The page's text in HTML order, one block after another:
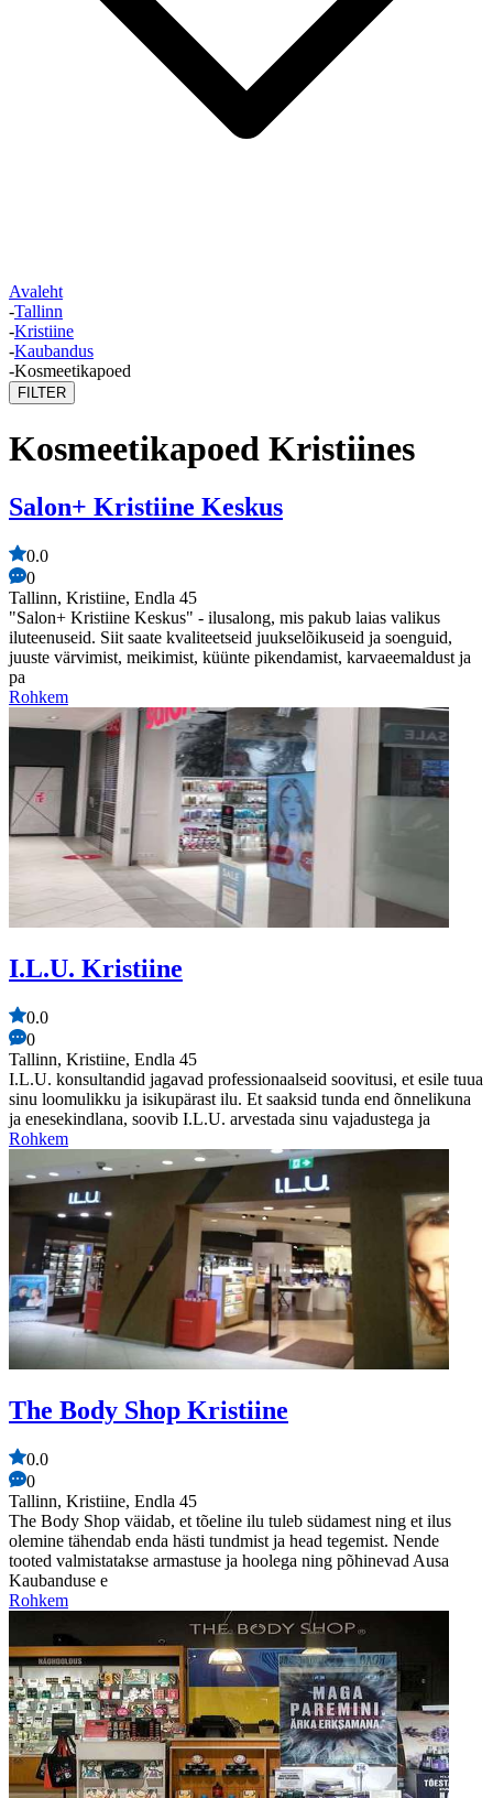
Avaleht
-Tallinn
-Kristiine
-Kaubandus
-Kosmeetikapoed
FILTER
Kosmeetikapoed Kristiines
Salon+ Kristiine Keskus
0.0
0
Tallinn, Kristiine, Endla 45
"Salon+ Kristiine Keskus" - ilusalong, mis pakub laias valikus
iluteenuseid. Siit saate kvaliteetseid juukselõikuseid ja soenguid,
juuste värvimist, meikimist, küünte pikendamist, karvaeemaldust ja
pa
Rohkem
I.L.U. Kristiine
0.0
0
Tallinn, Kristiine, Endla 45
I.L.U. konsultandid jagavad professionaalseid soovitusi, et esile tuua
sinu loomulikku ja isikupärast ilu. Et saaksid tunda end õnnelikuna
ja enesekindlana, soovib I.L.U. arvestada sinu vajadustega ja
Rohkem
The Body Shop Kristiine
0.0
0
Tallinn, Kristiine, Endla 45
The Body Shop väidab, et tõeline ilu tuleb südamest ning et ilus
olemine tähendab enda hästi tundmist ja head tegemist. Nende
tooted valmistatakse armastuse ja hoolega ning põhinevad Ausa
Kaubanduse e
Rohkem